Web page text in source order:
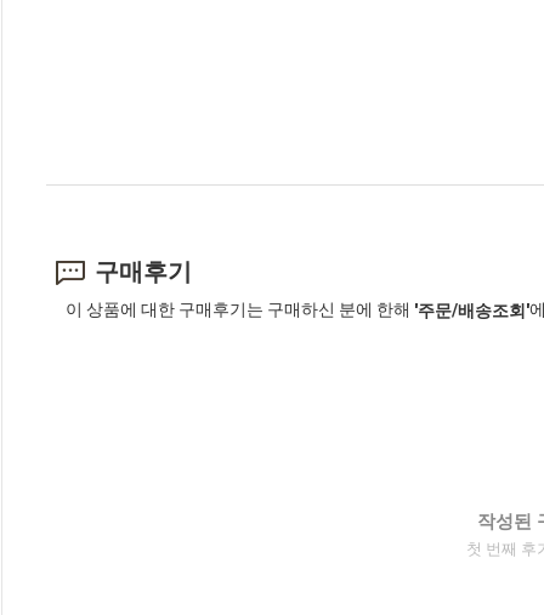
구매후기
이 상품에 대한 구매후기는 구매하신 분에 한해 '주문/배송조회'
작성된
첫 번째 후